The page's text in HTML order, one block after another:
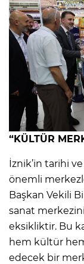
“KÜLTÜR
İznik’in tarihi
önemli
Başkan Vekili
sanat
eksikliktir. Bu
hem kültür
edecek bir